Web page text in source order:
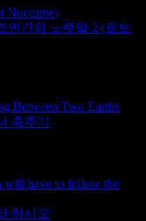
Nocturne)
인간의 노랫말 2 (로보
Between Two Earths
춤추기
will have to follow the
하시오